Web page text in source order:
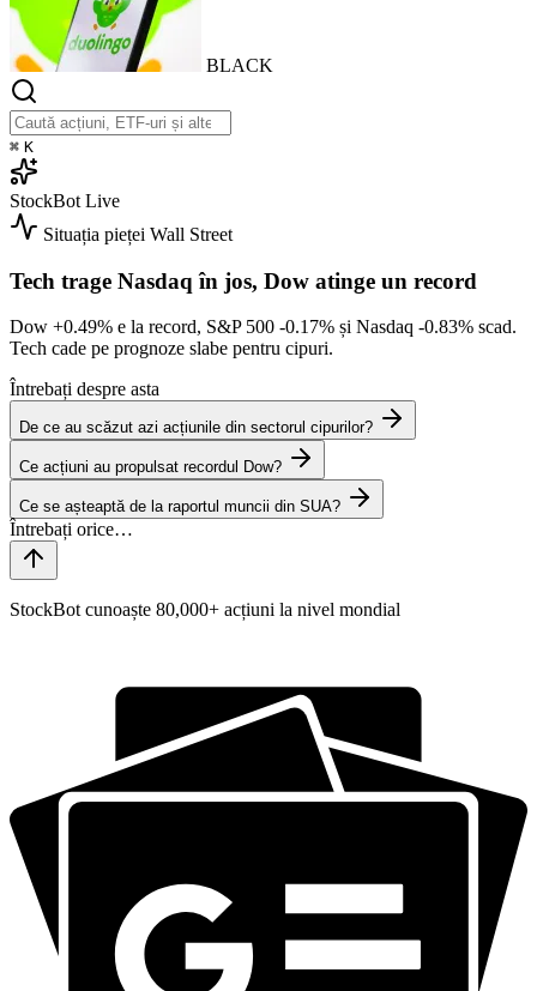
BLACK
⌘ K
StockBot Live
Situația pieței Wall Street
Tech trage Nasdaq în jos, Dow atinge un record
Dow +0.49% e la record, S&P 500 -0.17% și Nasdaq -0.83% scad.
Tech cade pe prognoze slabe pentru cipuri.
Întrebați despre asta
De ce au scăzut azi acțiunile din sectorul cipurilor?
Ce acțiuni au propulsat recordul Dow?
Ce se așteaptă de la raportul muncii din SUA?
StockBot cunoaște 80,000+ acțiuni la nivel mondial